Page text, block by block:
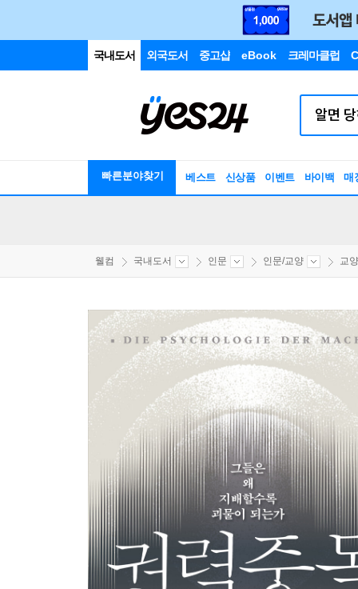
국내도서 외국도서 중고샵 eBook 크레마클럽
빠른분야찾기 베스트 신상품 이벤트 바이백 매
웰컴 국내도서 인문 인문/교양 교